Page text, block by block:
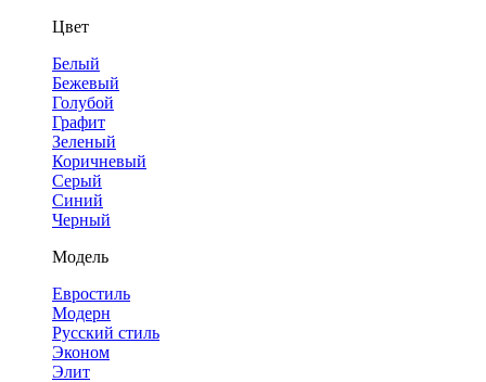
Цвет
Белый
Бежевый
Голубой
Графит
Зеленый
Коричневый
Серый
Синий
Черный
Модель
Евростиль
Модерн
Русский стиль
Эконом
Элит